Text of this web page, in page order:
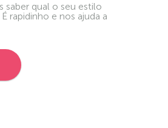
saber qual o seu estilo
rapidinho e nos ajuda a